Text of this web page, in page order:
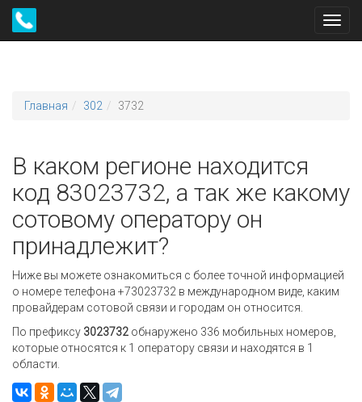
Главная 302 3732
В каком регионе находится
код 83023732, а так же какому
сотовому оператору он
принадлежит?
Ниже вы можете ознакомиться с более точной информацией
о номере телефона +73023732 в международном виде, каким
провайдерам сотовой связи и городам он относится.
По префиксу 3023732 обнаружено 336 мобильных номеров,
которые относятся к 1 оператору связи и находятся в 1
области.